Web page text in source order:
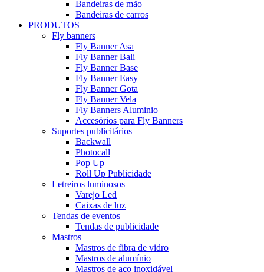
Bandeiras de mão
Bandeiras de carros
PRODUTOS
Fly banners
Fly Banner Asa
Fly Banner Bali
Fly Banner Base
Fly Banner Easy
Fly Banner Gota
Fly Banner Vela
Fly Banners Aluminio
Accesórios para Fly Banners
Suportes publicitários
Backwall
Photocall
Pop Up
Roll Up Publicidade
Letreiros luminosos
Varejo Led
Caixas de luz
Tendas de eventos
Tendas de publicidade
Mastros
Mastros de fibra de vidro
Mastros de alumínio
Mastros de aço inoxidável